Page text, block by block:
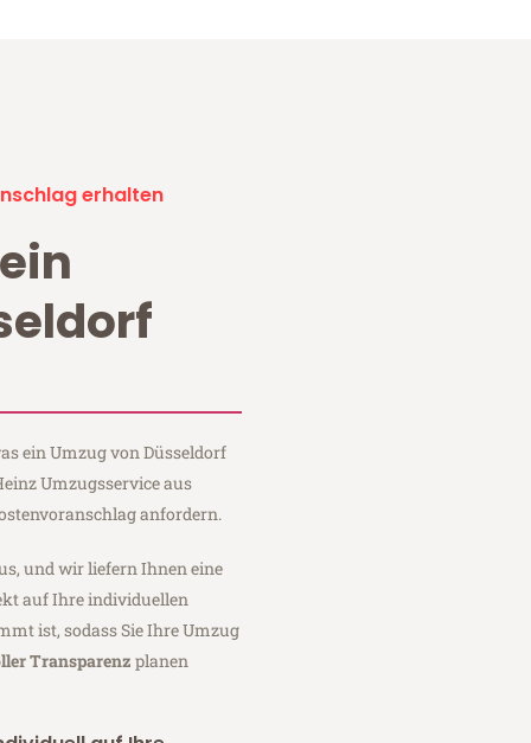
erhalten
ein Umzug von Düsseldorf
Umzugsservice aus
anfordern.
und wir liefern Ihnen eine
auf Ihre individuellen
ist, sodass Sie Ihre Umzug
Transparenz planen